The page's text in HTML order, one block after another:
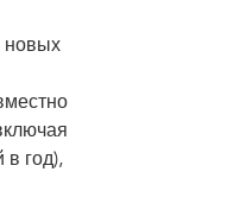
новых
в год),